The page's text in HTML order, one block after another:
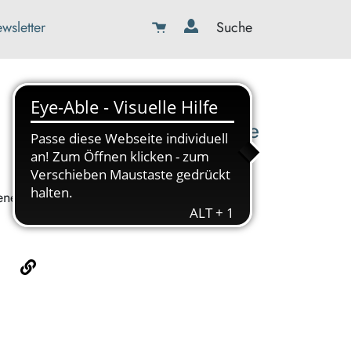
Suche
08179-423989-0
info@kbw-toelz-wor.de